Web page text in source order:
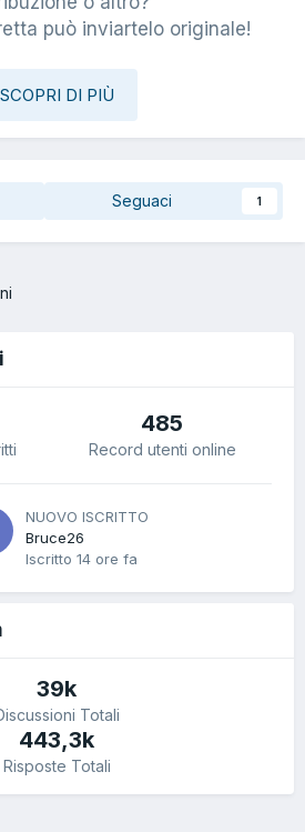
può inviartelo originale!
SCOPRI DI PIÙ
Seguaci 1
485
Record utenti online
NUOVO ISCRITTO
Bruce26
Iscritto 14 ore fa
39k
Totali
443,3k
Risposte Totali